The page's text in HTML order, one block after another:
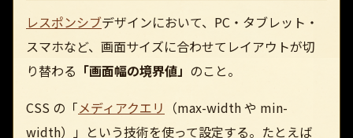
レスポンシブデザインにおいて、PC・タブレット・
スマホなど、画面サイズに合わせてレイアウトが切
り替わる 「画面幅の境界値」 のこと。
CSS の「メディアクエリ （max-width や min-
width）」という技術を使って設定する。たとえば